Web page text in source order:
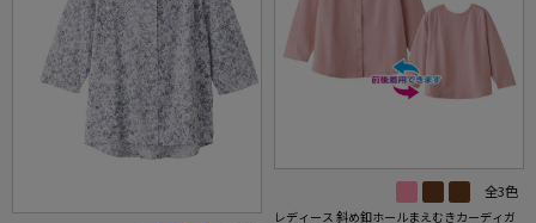
全3色
レディース 斜め釦ホールまえむきカーディガ